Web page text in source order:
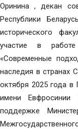
Оринина , декан
Республики
исторического
участие в
«Современные
наследия в странах
октября 2025 года в
имени Евфросинии
поддержке